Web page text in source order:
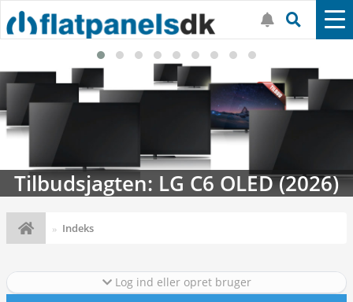
Tilbudsjagten: LG C6 OLED (2026)
Indeks
Log ind eller opret bruger